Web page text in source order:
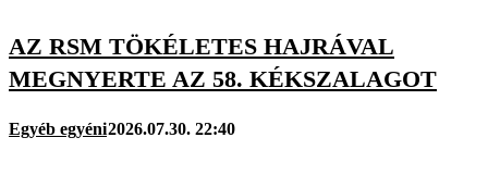
AZ RSM TÖKÉLETES HAJRÁVAL
MEGNYERTE AZ 58. KÉKSZALAGOT
Egyéb egyéni2026.07.30. 22:40